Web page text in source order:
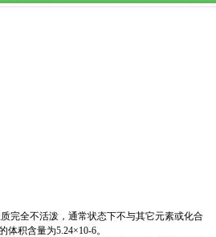
完全不活泼，通常状态下不与其它元素或化合
积含量为5.24×10-6。